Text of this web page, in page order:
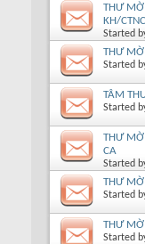
THƯ
KH/
Started
THƯ
Started
TÂM
Started
THƯ
CA
Started
THƯ
Started
THƯ
Started